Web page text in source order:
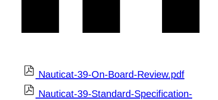
Nauticat-39-On-Board-Review.pdf
Nauticat-39-Standard-Specification-